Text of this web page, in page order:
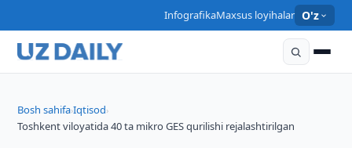
InfografikaMaxsus loyihalar O'z
Bosh sahifa›Iqtisod›
Toshkent viloyatida 40 ta mikro GES qurilishi rejalashtirilgan